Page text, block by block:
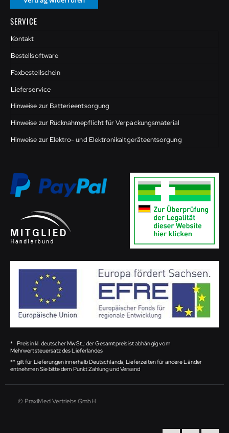
SERVICE
Kontakt
Bestellsoftware
Faxbestellschein
Lieferservice
Hinweise zur Batterieentsorgung
Hinweise zur Rücknahmepflicht für Verpackungsmaterial
Hinweise zur Elektro- und Elektronikaltgeräteentsorgung
* Preis inkl. deutscher MwSt.; der Gesamtpreis ist abhängig vom
Mehrwertsteuersatz des Lieferlandes
** gilt für Lieferungen innerhalb Deutschlands, Lieferzeiten für andere Länder
entnehmen Sie bitte dem Punkt Zahlung und Versand
© PraxiMed Vertriebs GmbH